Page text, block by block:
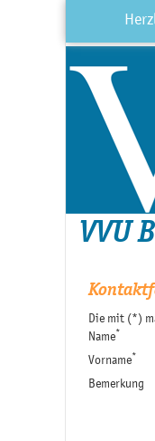
VVU
Die mit (*)
Name*
Vorname*
Bemerkung